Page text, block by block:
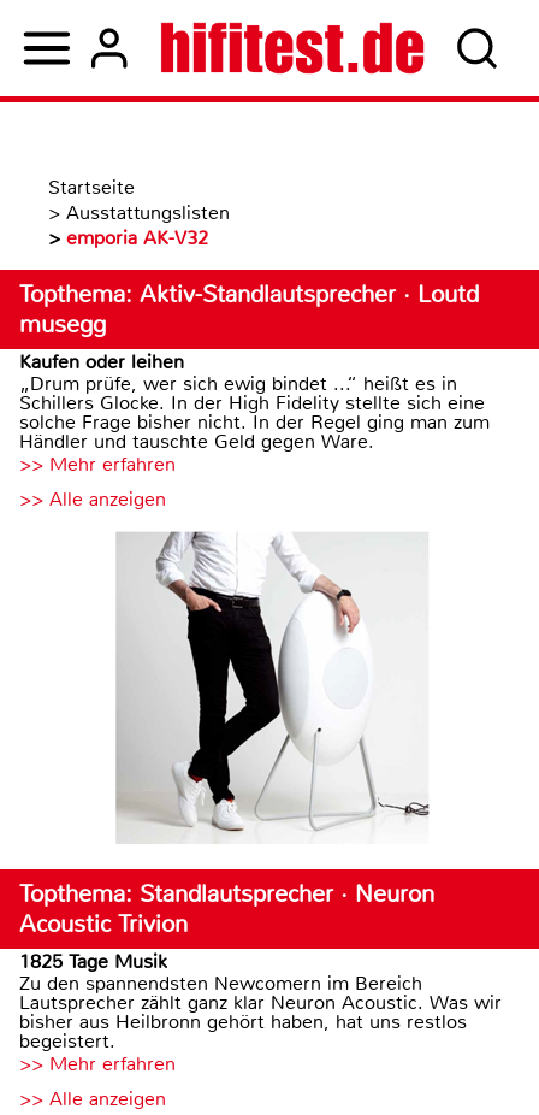
Startseite
> Ausstattungslisten
> emporia AK-V32
Topthema: Aktiv-Standlautsprecher · Loutd
musegg
Kaufen oder leihen
„Drum prüfe, wer sich ewig bindet ...“ heißt es in
Schillers Glocke. In der High Fidelity stellte sich eine
solche Frage bisher nicht. In der Regel ging man zum
Händler und tauschte Geld gegen Ware.
>> Mehr erfahren
>> Alle anzeigen
Topthema: Standlautsprecher · Neuron
Acoustic Trivion
1825 Tage Musik
Zu den spannendsten Newcomern im Bereich
Lautsprecher zählt ganz klar Neuron Acoustic. Was wir
bisher aus Heilbronn gehört haben, hat uns restlos
begeistert.
>> Mehr erfahren
>> Alle anzeigen